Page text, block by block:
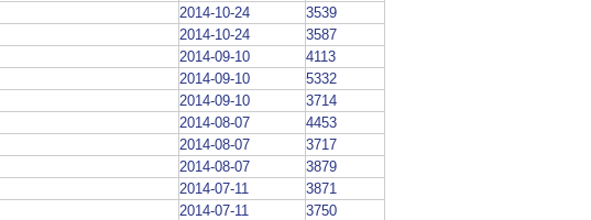
2014-10-24
3539
2014-10-24
3587
2014-09-10
4113
2014-09-10
5332
2014-09-10
3714
2014-08-07
4453
2014-08-07
3717
2014-08-07
3879
2014-07-11
3871
2014-07-11
3750